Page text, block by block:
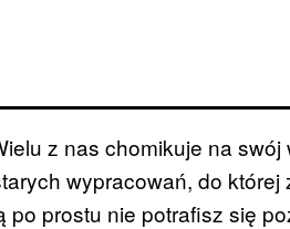
z nas chomikuje na swój
wypracowań, do
prostu nie potrafisz się